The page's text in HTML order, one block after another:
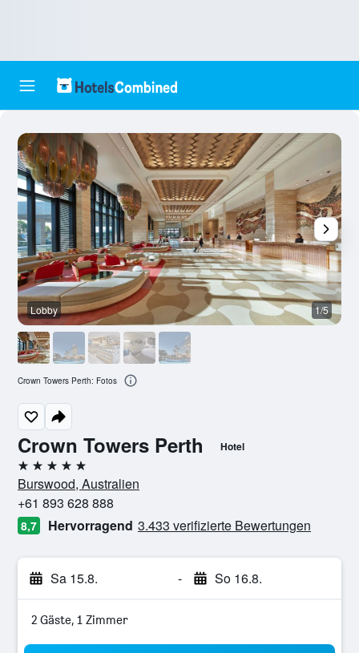
Crown Towers Perth Hotel
5 Sterne
Burswood, Australien
+61 893 628 888
8,7 Hervorragend 3.433 verifizierte Bewertungen
Sa 15.8. - So 16.8.
2 Gäste, 1 Zimmer
Lobby 1/5
Crown Towers Perth: Fotos